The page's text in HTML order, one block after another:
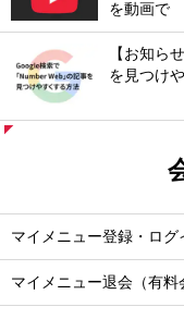
を動画で
【お知ら
を見つけ
マイメニュー登録・ログ
マイメニュー退会（有料